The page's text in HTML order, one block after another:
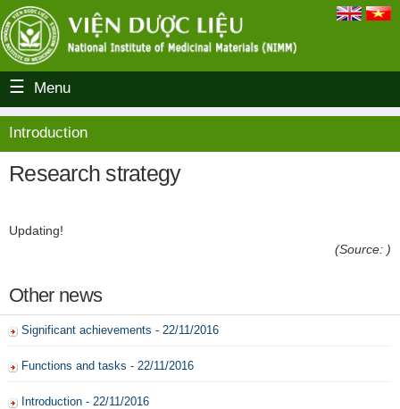
Menu
Introduction
Research strategy
Updating!
(Source: )
Other news
Significant achievements - 22/11/2016
Functions and tasks - 22/11/2016
Introduction - 22/11/2016